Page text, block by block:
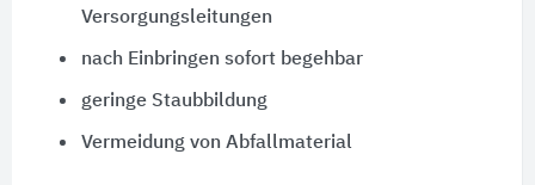
Versorgungsleitungen
nach Einbringen sofort begehbar
geringe Staubbildung
Vermeidung von Abfallmaterial